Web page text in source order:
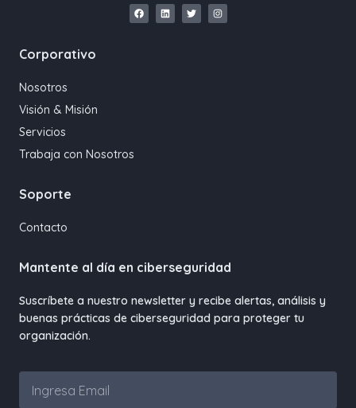
Corporativo
Nosotros
Visión & Misión
Servicios
Trabaja con Nosotros
Soporte
Contacto
Mantente al día en ciberseguridad
Suscríbete a nuestro newsletter y recibe alertas, análisis y
buenas prácticas de ciberseguridad para proteger tu
organización.